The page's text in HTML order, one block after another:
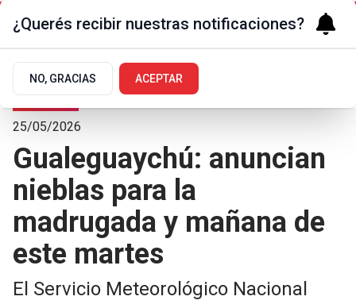
La Ciudad
25/05/2026
Gualeguaychú: anuncian
nieblas para la
madrugada y mañana de
este martes
El Servicio Meteorológico Nacional
¿Querés recibir nuestras notificaciones?
NO, GRACIAS ACEPTAR